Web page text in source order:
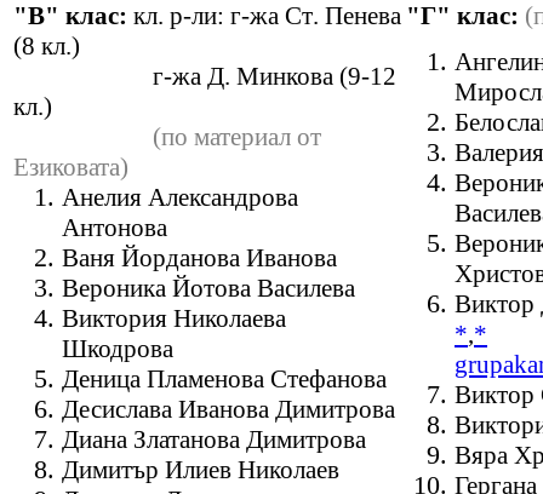
"В" клас: кл. р-ли: г-жа Ст. Пенева
(8 кл.)
г-жа Д. Минкова (9-12
кл.)
(по материал от
Езиковата)
Анелия Александрова
Антонова
Ваня Йорданова Иванова
Вероника Йотова Василева
Виктория Николаева
Шкодрова
Деница Пламенова Стефанова
Десислава Иванова Димитрова
Диана Златанова Димитрова
Димитър Илиев Николаев
"Г" клас:
Виктор
*,*
Виктор
Вяра